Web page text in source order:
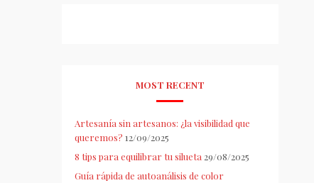
MOST RECENT
Artesanía sin artesanos: ¿la visibilidad que
queremos? 12/09/2025
8 tips para equilibrar tu silueta 29/08/2025
Guía rápida de autoanálisis de color